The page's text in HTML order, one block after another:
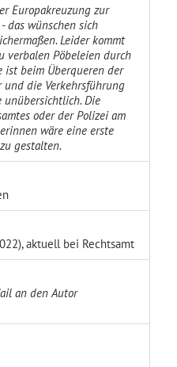
Europakreuzung zur
das wünschen sich
Leider kommt
verbalen Pöbeleien durch
ist beim Überqueren der
und die Verkehrsführung
unübersichtlich. Die
oder der Polizei am
wäre eine erste
gestalten.
aktuell bei Rechtsamt
an den Autor